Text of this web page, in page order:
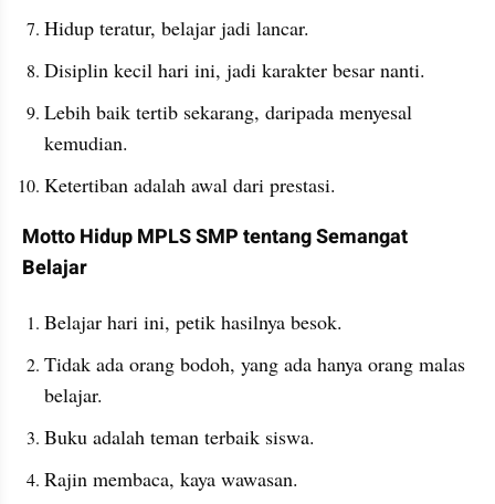
Hidup teratur, belajar jadi lancar.
Disiplin kecil hari ini, jadi karakter besar nanti.
Lebih baik tertib sekarang, daripada menyesal
kemudian.
Ketertiban adalah awal dari prestasi.
Motto Hidup MPLS SMP tentang Semangat
Belajar
Belajar hari ini, petik hasilnya besok.
Tidak ada orang bodoh, yang ada hanya orang malas
belajar.
Buku adalah teman terbaik siswa.
Rajin membaca, kaya wawasan.